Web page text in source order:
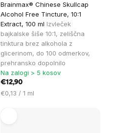
Brainmax® Chinese Skullcap
Alcohol Free Tincture, 10:1
Extract, 100 ml Izvleček
bajkalske šiše 10:1, zeliščna
tinktura brez alkohola z
glicerinom, do 100 odmerkov,
prehransko dopolnilo
Na zalogi > 5 kosov
€12,90
Cena
€0,13 / 1 ml